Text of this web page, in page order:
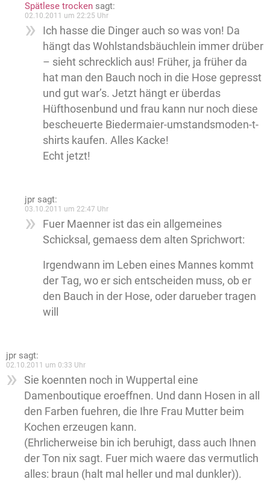
Spätlese trocken sagt:
02.10.2011 um 22:25 Uhr
Ich hasse die Dinger auch so was von! Da
hängt das Wohlstandsbäuchlein immer drüber
– sieht schrecklich aus! Früher, ja früher da
hat man den Bauch noch in die Hose gepresst
und gut war’s. Jetzt hängt er überdas
Hüfthosenbund und frau kann nur noch diese
bescheuerte Biedermaier-umstandsmoden-t-
shirts kaufen. Alles Kacke!
Echt jetzt!
jpr sagt:
03.10.2011 um 22:47 Uhr
Fuer Maenner ist das ein allgemeines
Schicksal, gemaess dem alten Sprichwort:
Irgendwann im Leben eines Mannes kommt
der Tag, wo er sich entscheiden muss, ob er
den Bauch in der Hose, oder darueber tragen
will
jpr sagt:
02.10.2011 um 0:33 Uhr
Sie koennten noch in Wuppertal eine
Damenboutique eroeffnen. Und dann Hosen in all
den Farben fuehren, die Ihre Frau Mutter beim
Kochen erzeugen kann.
(Ehrlicherweise bin ich beruhigt, dass auch Ihnen
der Ton nix sagt. Fuer mich waere das vermutlich
alles: braun (halt mal heller und mal dunkler)).